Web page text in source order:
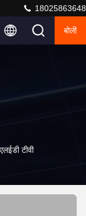
18025863648
बोली
टीवी